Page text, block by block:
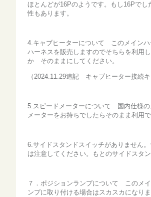
ほとんどが16Pのようです。もし16Pで
性もあります。
4.キャブヒーターについて このメイン
ハーネスを販売しますのでそちらを利用
か そのままにしてください。
（2024.11.29追記 キャブヒーター接続
5.スピードメーターについて 国内仕様の
メーターをお持ちでしたらそのまま利用
6.サイドスタンドスイッチがありません
は注意してください。もとのサイドスタ
７．ポジションランプについて このメ
ンプに取り付ける場合はスカスカになり